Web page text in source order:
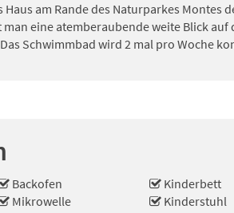
Haus am Rande des Naturparkes
man eine atemberaubende weite Blick
Schwimmbad wird 2 mal pro Woche
Backofen
Mikrowelle
Kinderbett
Kinderstuhl